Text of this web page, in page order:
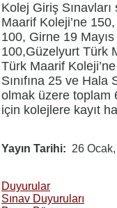
Kolej Giriş
Maarif Koleji’ne
100, Girne 19
100,Güzelyurt Türk
Türk Maarif
Sınıfına 25 ve
olmak üzere toplam
için kolejlere kayıt
Yayın Tarihi 26
Duyurular
Sınav Duyuruları